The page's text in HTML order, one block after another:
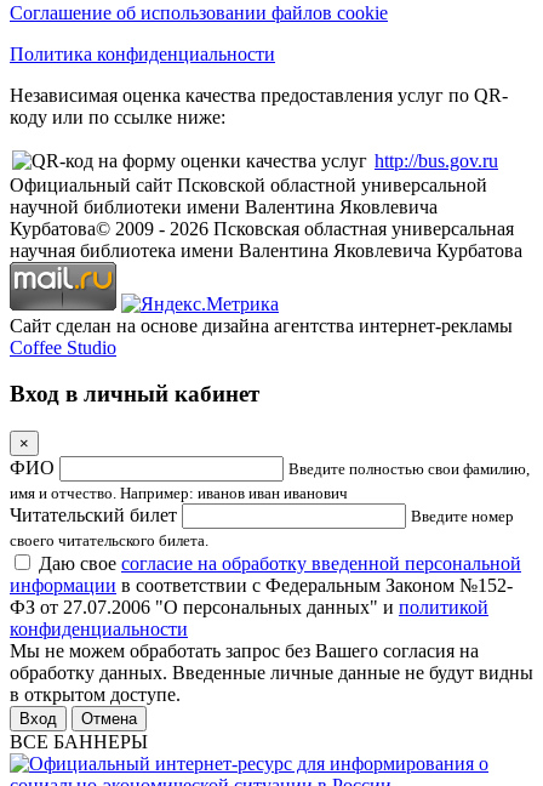
Соглашение об использовании файлов cookie
Политика конфиденциальности
Независимая оценка качества предоставления услуг по QR-
коду или по ссылке ниже:
http://bus.gov.ru
Официальный сайт Псковской областной универсальной
научной библиотеки имени Валентина Яковлевича
Курбатова© 2009 - 2026 Псковская областная универсальная
научная библиотека имени Валентина Яковлевича Курбатова
Сайт сделан на основе дизайна агентства интернет-рекламы
Coffee Studio
Вход в личный кабинет
×
ФИО
Введите полностью свои фамилию,
имя и отчество. Например: иванов иван иванович
Читательский билет
Введите номер
своего читательского билета.
Даю свое согласие на обработку введенной персональной
информации в соответствии с Федеральным Законом №152-
ФЗ от 27.07.2006 "О персональных данных" и политикой
конфиденциальности
Мы не можем обработать запрос без Вашего согласия на
обработку данных. Введенные личные данные не будут видны
в открытом доступе.
Отмена
ВСЕ БАННЕРЫ